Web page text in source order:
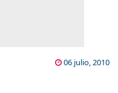
06 julio, 2010